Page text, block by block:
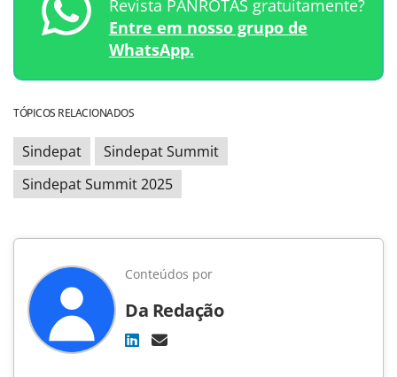
Revista PANROTAS gratuitamente?
Entre em nosso grupo de
WhatsApp.
TÓPICOS RELACIONADOS
Sindepat
Sindepat Summit
Sindepat Summit 2025
Conteúdos por
Da Redação